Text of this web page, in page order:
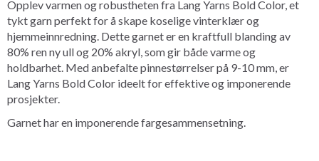
Opplev varmen og robustheten fra Lang Yarns Bold Color, et
tykt garn perfekt for å skape koselige vinterklær og
hjemmeinnredning. Dette garnet er en kraftfull blanding av
80% ren ny ull og 20% akryl, som gir både varme og
holdbarhet. Med anbefalte pinnestørrelser på 9-10 mm, er
Lang Yarns Bold Color ideelt for effektive og imponerende
prosjekter.
Garnet har en imponerende fargesammensetning.